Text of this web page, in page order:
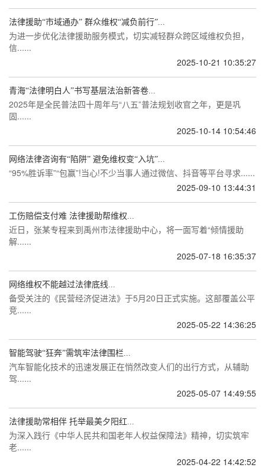
法律援助“市域通办” 群众维权“减负前行”...
为进一步优化法律援助服务模式，切实减轻群众跨区域维权负担，
信......
2025-10-21 10:35:27
青海“法律明白人”书写基层法治新答卷...
2025年是全民普法四十周年与“八五”普法规划收官之年，更是巩
固......
2025-10-14 10:54:46
网络法律咨询有“陷阱” 避免维权变“入坑”...
“95%胜诉率”“包赢”!当心!不少当事人通过微信、抖音等平台寻求......
2025-09-10 13:44:31
工伤赔偿支付难 法律援助帮维权...
近日，张某专程来到禹州市法律援助中心，将一面写着“倾情援助
解......
2025-07-18 16:35:37
网络维权不能越过法律底线...
备受关注的《民营经济促进法》于5月20日正式实施。这部覆盖公平
竞......
2025-05-22 14:36:25
智能驾驶“狂奔”需筑牢法律围栏...
汽车智能化技术的迅速发展正在悄然改变人们的出行方式，从辅助
驾......
2025-05-07 14:49:55
法律援助常相伴 托举最美夕阳红...
为深入践行《中华人民共和国老年人权益保障法》精神，切实筑牢
老......
2025-04-22 14:42:52